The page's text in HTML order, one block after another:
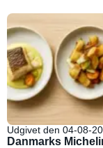
Udgivet den 04-08-
Danmarks